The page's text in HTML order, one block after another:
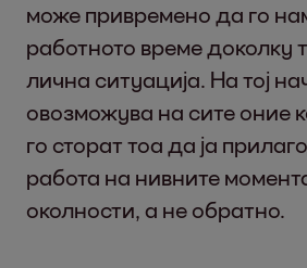
може привремено да го
работното време доколку
лична ситуација. На тој
овозможува на сите оние
го сторат тоа да ја
работа на нивните
околности, а не обратно.